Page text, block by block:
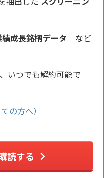
成長銘柄データ など
、いつでも解約可能で
の方へ）
読する